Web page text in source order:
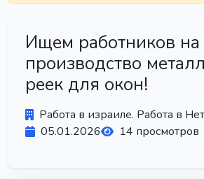
Ищем работников на
производство
реек для окон!
Работа в израиле. Работа в
05.01.2026
14 просмотров